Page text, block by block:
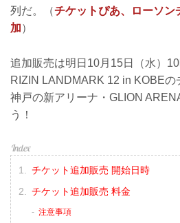
列だ。（チケットぴあ、ローソン
加）
追加販売は明日10月15日（水）
RIZIN LANDMARK 12 in KOBEの
神戸の新アリーナ・GLION
う！
チケット追加販売 開始日時
チケット追加販売 料金
注意事項